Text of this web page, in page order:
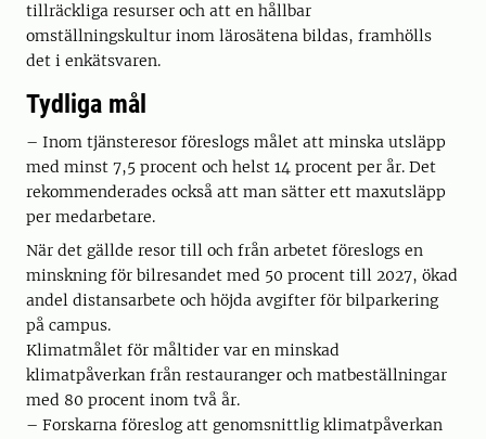
tillräckliga resurser och att en hållbar
omställningskultur inom lärosätena bildas, framhölls
det i enkätsvaren.
Tydliga mål
– Inom tjänsteresor föreslogs målet att minska utsläpp
med minst 7,5 procent och helst 14 procent per år. Det
rekommenderades också att man sätter ett maxutsläpp
per medarbetare.
När det gällde resor till och från arbetet föreslogs en
minskning för bilresandet med 50 procent till 2027, ökad
andel distansarbete och höjda avgifter för bilparkering
på campus.
Klimatmålet för måltider var en minskad
klimatpåverkan från restauranger och matbeställningar
med 80 procent inom två år.
– Forskarna föreslog att genomsnittlig klimatpåverkan